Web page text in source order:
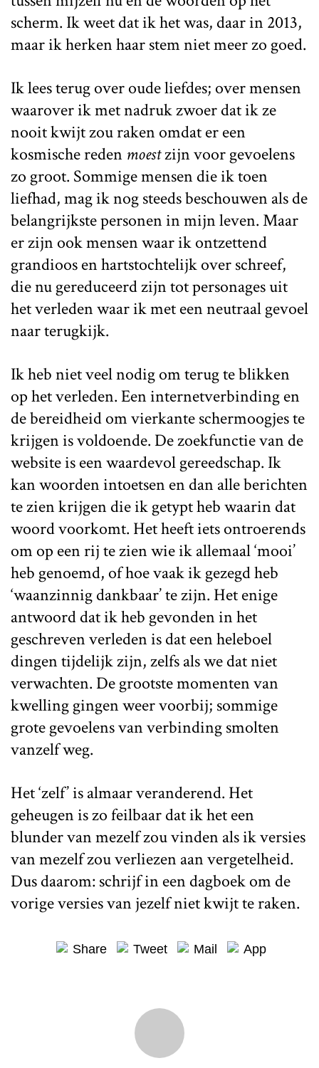
scherm. Ik weet dat ik het was, daar in 2013,
maar ik herken haar stem niet meer zo goed.
Ik lees terug over oude liefdes; over mensen
waarover ik met nadruk zwoer dat ik ze
nooit kwijt zou raken omdat er een
kosmische reden moestzijn voor gevoelens
zo groot. Sommige mensen die ik toen
liefhad, mag ik nog steeds beschouwen als de
belangrijkste personen in mijn leven. Maar
er zijn ook mensen waar ik ontzettend
grandioos en hartstochtelijk over schreef,
die nu gereduceerd zijn tot personages uit
het verleden waar ik met een neutraal gevoel
naar terugkijk.
Ik heb niet veel nodig om terug te blikken
op het verleden. Een internetverbinding en
de bereidheid om vierkante schermoogjes te
krijgen is voldoende. De zoekfunctie van de
website is een waardevol gereedschap. Ik
kan woorden intoetsen en dan alle berichten
te zien krijgen die ik getypt heb waarin dat
woord voorkomt. Het heeft iets ontroerends
om op een rij te zien wie ik allemaal ‘mooi’
heb genoemd, of hoe vaak ik gezegd heb
‘waanzinnig dankbaar’ te zijn. Het enige
antwoord dat ik heb gevonden in het
geschreven verleden is dat een heleboel
dingen tijdelijk zijn, zelfs als we dat niet
verwachten. De grootste momenten van
kwelling gingen weer voorbij; sommige
grote gevoelens van verbinding smolten
vanzelf weg.
Het ‘zelf’ is almaar veranderend. Het
geheugen is zo feilbaar dat ik het een
blunder van mezelf zou vinden als ik versies
van mezelf zou verliezen aan vergetelheid.
Dus daarom: schrijf in een dagboek om de
vorige versies van jezelf niet kwijt te raken.
Share Tweet Mail App